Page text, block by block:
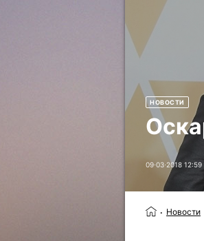
НОВОСТИ
09⋅03⋅2018 12:59
Новости